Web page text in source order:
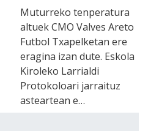
Muturreko tenperatura
altuek CMO Valves Areto
Futbol Txapelketan ere
eragina izan dute. Eskola
Kiroleko Larrialdi
Protokoloari jarraituz
asteartean e…